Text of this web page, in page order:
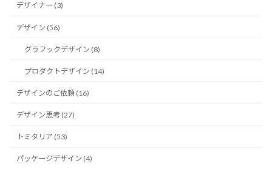
デザイナー (3)
デザイン (56)
グラフックデザイン (8)
プロダクトデザイン (14)
デザインのご依頼 (16)
デザイン思考 (27)
トミタリア (53)
パッケージデザイン (4)